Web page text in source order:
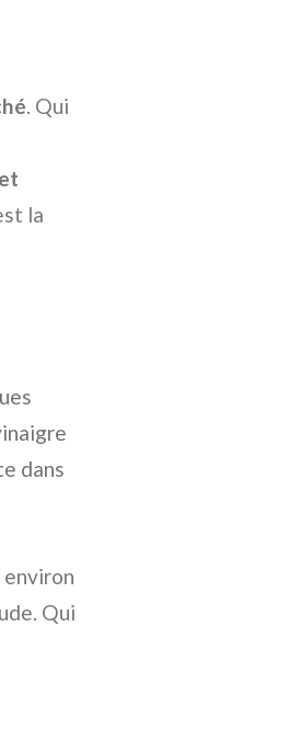
. Qui
la
dans
Qui